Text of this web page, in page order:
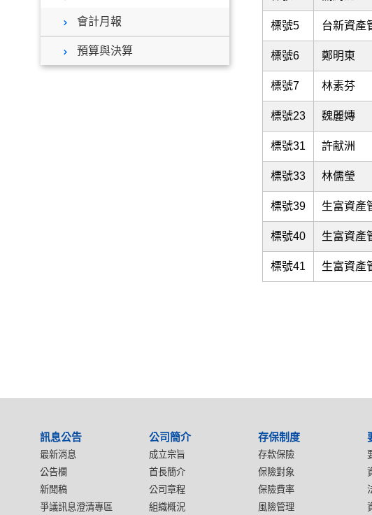
會計月報
預算與決算
標號5 台新資產
標號6 鄭明東
標號7 林素芬
標號23 魏麗嫥
標號31 許献洲
標號33 林儒瑩
標號39 生富資產
標號40 生富資產
標號41 生富資產
訊息公告
最新消息
公告欄
新聞稿
爭議訊息澄清專區
公司簡介
成立宗旨
首長簡介
公司章程
組織概況
存保制度
存款保險
保險對象
保險費率
風險管理